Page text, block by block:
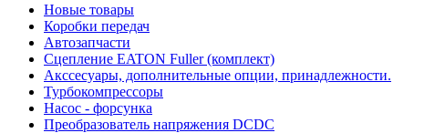
Новые товары
Коробки передач
Автозапчасти
Сцепление EATON Fuller (комплект)
Акссесуары, дополнительные опции, принадлежности.
Турбокомпрессоры
Насос - форсунка
Преобразователь напряжения DCDC